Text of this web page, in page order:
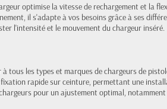
optimise la vitesse de rechargement et la
il s'adapte à vos besoins grâce à ses
l'intensité et le mouvement du chargeur inséré.
tous les types et marques de chargeurs de
rapide sur ceinture, permettant une
pour un ajustement optimal,